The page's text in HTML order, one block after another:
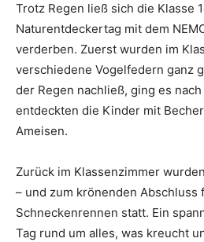
Trotz Regen ließ sich die Klasse
Naturentdeckertag mit dem
verderben. Zuerst wurden im
verschiedene Vogelfedern ganz
der Regen nachließ, ging es
entdeckten die Kinder mit
Ameisen.
Zurück im Klassenzimmer
– und zum krönenden Abschluss
Schneckenrennen statt. Ein
Tag rund um alles, was kreucht